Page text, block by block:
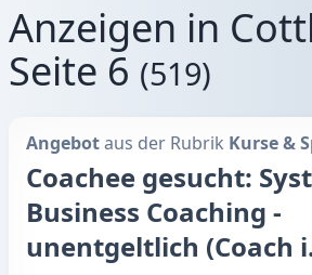
Anzeigen in
Seite 6 (519)
Angebotaus der Rubrik Kurse &
Coachee gesucht:
Business Coaching -
unentgeltlich (Coach